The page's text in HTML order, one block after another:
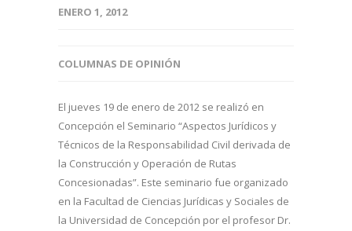
ENERO 1, 2012
COLUMNAS DE OPINIÓN
El jueves 19 de enero de 2012 se realizó en
Concepción el Seminario “Aspectos Jurídicos y
Técnicos de la Responsabilidad Civil derivada de
la Construcción y Operación de Rutas
Concesionadas”. Este seminario fue organizado
en la Facultad de Ciencias Jurídicas y Sociales de
la Universidad de Concepción por el profesor Dr.